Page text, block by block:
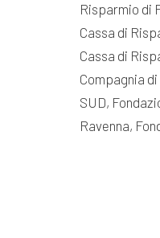
Risparmio di
Cassa di
Cassa di
Compagnia di
SUD,
Ravenna,